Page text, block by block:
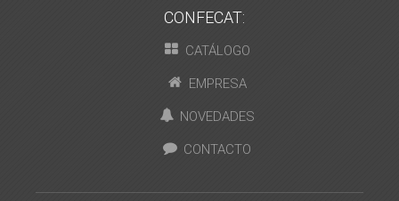
CONFECAT:
CATÁLOGO
EMPRESA
NOVEDADES
CONTACTO